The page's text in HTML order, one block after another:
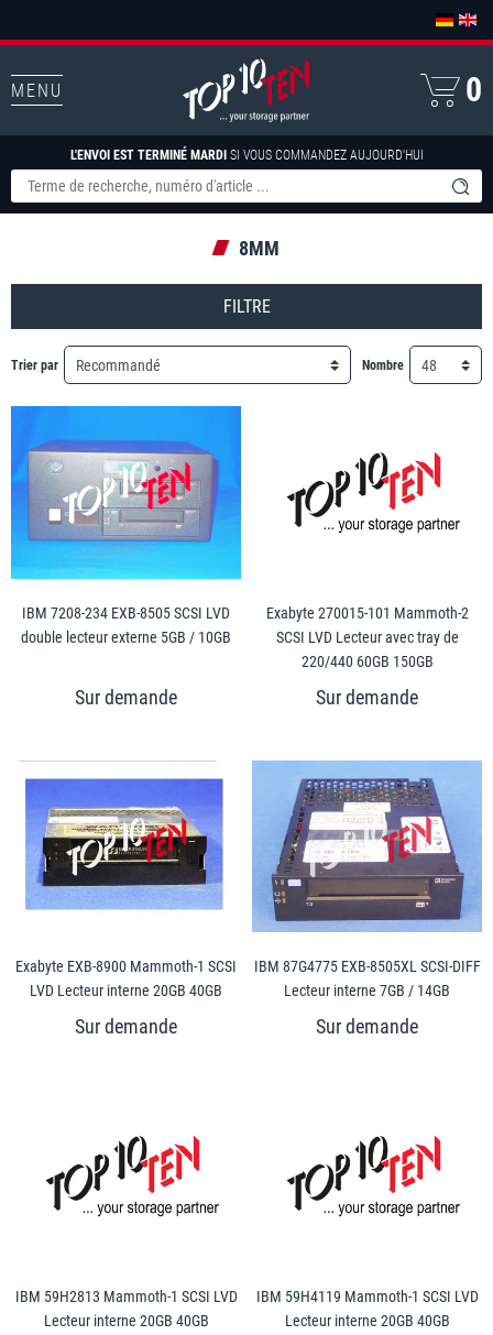
MENU
L'ENVOI EST TERMINÉ MARDI SI VOUS COMMANDEZ AUJOURD'HUI
0
8MM
FILTRE
IBM 7208-234 EXB-8505 SCSI LVD
double lecteur externe 5GB / 10GB
Exabyte 270015-101 Mammoth-2
SCSI LVD Lecteur avec tray de
220/440 60GB 150GB
Exabyte EXB-8900 Mammoth-1 SCSI
LVD Lecteur interne 20GB 40GB
IBM 87G4775 EXB-8505XL SCSI-DIFF
Lecteur interne 7GB / 14GB
IBM 59H2813 Mammoth-1 SCSI LVD
Lecteur interne 20GB 40GB
IBM 59H4119 Mammoth-1 SCSI LVD
Lecteur interne 20GB 40GB